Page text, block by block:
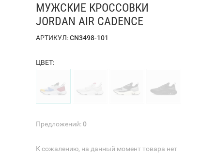
МУЖСКИЕ КРОССОВКИ
JORDAN AIR CADENCE
АРТИКУЛ:CN3498-101
ЦВЕТ:
Предложений:0
К сожалению, на данный момент товара нет